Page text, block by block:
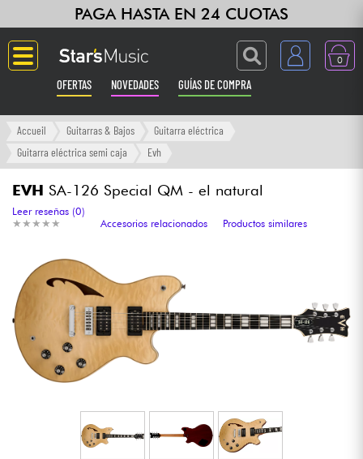
PAGA HASTA EN 24 CUOTAS
0
OFERTAS NOVEDADES GUÍAS DE COMPRA
Langue
Ampli & Efectos
Sintetizadores & samplers
Grabación
Auriculares
Micros
Accueil Guitarras & Bajos
Guitarra eléctrica
Guitarra eléctrica semi caja
Evh
EVH SA-126 Special QM - el natural
★ ★ ★ ★ ★
★ ★ ★ ★ ★
Leer reseñas (0)
Accesorios relacionados
Productos similares